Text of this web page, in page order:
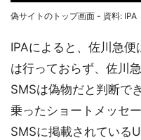
偽サイトのトップ画面 - 資料: IPA
IPAによると、佐川急
は行っておらず、佐川
SMSは偽物だと判断で
乗ったショートメッセ
SMSに掲載されている